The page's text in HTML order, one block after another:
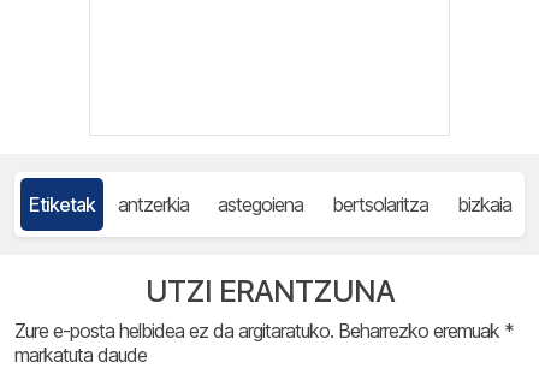
Etiketak antzerkia astegoiena bertsolaritza bizkaia
UTZI ERANTZUNA
Zure e-posta helbidea ez da argitaratuko. Beharrezko eremuak *
markatuta daude